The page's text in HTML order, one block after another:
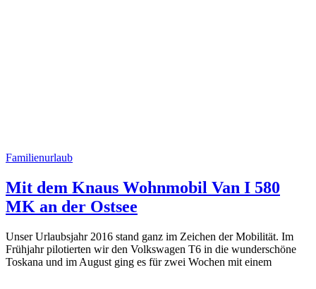
Familienurlaub
Mit dem Knaus Wohnmobil Van I 580
MK an der Ostsee
Unser Urlaubsjahr 2016 stand ganz im Zeichen der Mobilität. Im
Frühjahr pilotierten wir den Volkswagen T6 in die wunderschöne
Toskana und im August ging es für zwei Wochen mit einem